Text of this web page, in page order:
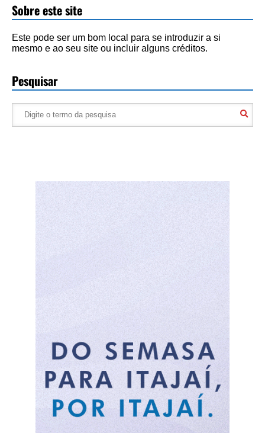
Sobre este site
Este pode ser um bom local para se introduzir a si
mesmo e ao seu site ou incluir alguns créditos.
Pesquisar